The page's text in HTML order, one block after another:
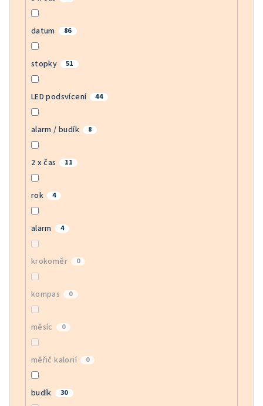
datum 86
stopky 51
LED podsvícení 44
alarm / budík 8
2 x čas 11
rok 4
alarm 4
krokoměr 0
kompas 0
měsíc 0
měřič kalorií 0
budík 30